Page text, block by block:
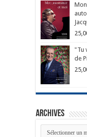
"Tu
de
Archives
Archives